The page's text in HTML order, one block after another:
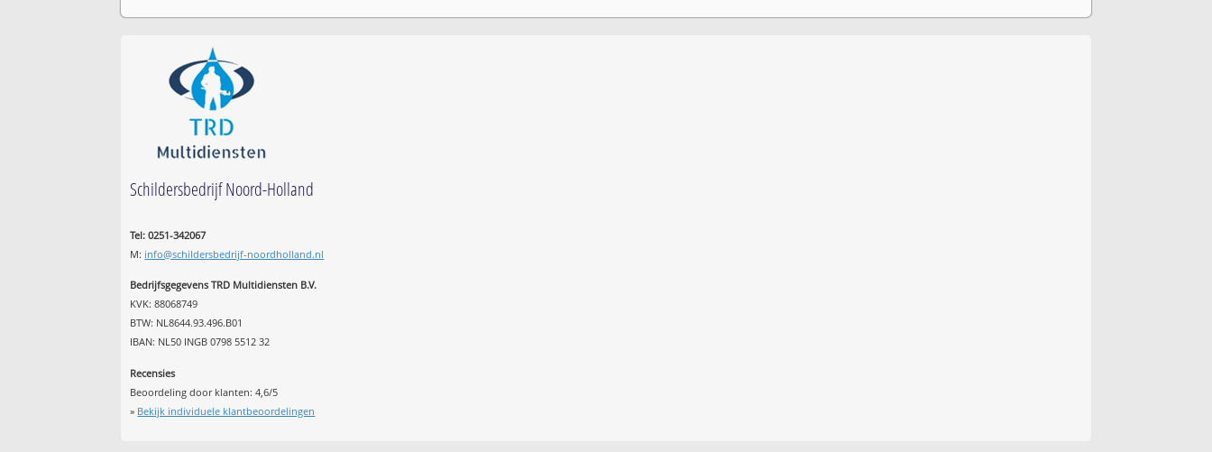
Schildersbedrijf Noord-Holland
Tel: 0251-342067
M: info@schildersbedrijf-noordholland.nl
Bedrijfsgegevens TRD Multidiensten B.V.
KVK: 88068749
BTW: NL8644.93.496.B01
IBAN: NL50 INGB 0798 5512 32
Recensies
Beoordeling door klanten:4,6/5
» Bekijk individuele klantbeoordelingen